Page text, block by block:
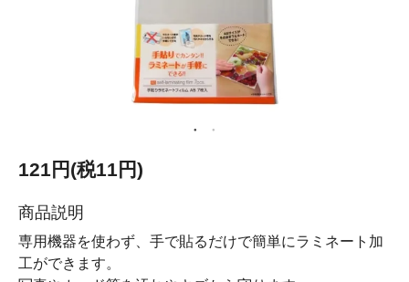
121円(税11円)
商品説明
専用機器を使わず、手で貼るだけで簡単にラミネート加
工ができます。